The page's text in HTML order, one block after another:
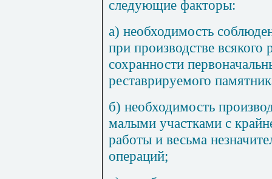
следующие факторы:
а) необходимость
при производстве всякого
сохранности
реставрируемого
б) необходимость
малыми участками с
работы и весьма
операций;